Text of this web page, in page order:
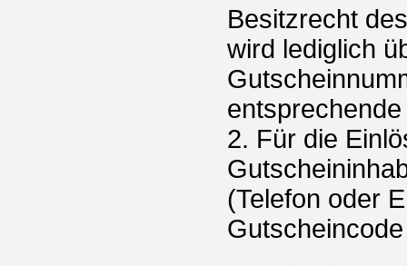
Besitzrecht
wird lediglich
2. Für die
(Telefon oder